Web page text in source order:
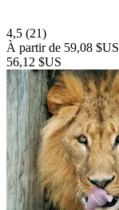
4,5 (21)
À partir de 59,08 $US
56,12 $US